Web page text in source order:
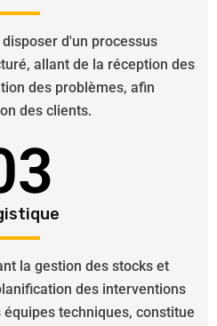
d'un processus
allant de la réception des
des problèmes, afin
des clients.
la gestion des stocks et
des interventions
techniques, constitue